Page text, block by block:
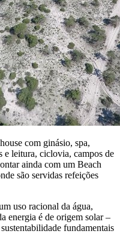
com ginásio, spa,
e leitura, ciclovia, campos de
ainda com um Beach
são servidas refeições
uso racional da água,
energia é de origem solar –
fundamentais